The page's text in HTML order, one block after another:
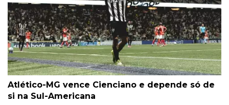
Atlético-MG vence Cienciano e depende só de
si na Sul-Americana